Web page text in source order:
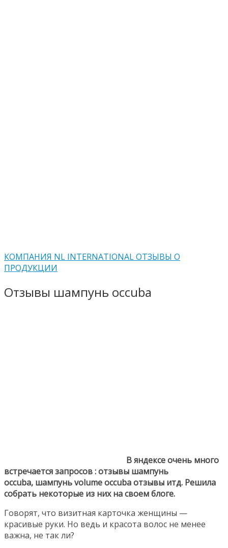
КОМПАНИЯ NL INTERNATIONAL ОТЗЫВЫ О
ПРОДУКЦИИ
Отзывы шампунь occuba
В яндексе очень много
встречается запросов : отзывы шампунь
occuba, шампунь volume occuba отзывы итд. Решила
собрать некоторые из них на своем блоге.
Говорят, что визитная карточка женщины —
красивые руки. Но ведь и красота волос не менее
важна, не так ли?